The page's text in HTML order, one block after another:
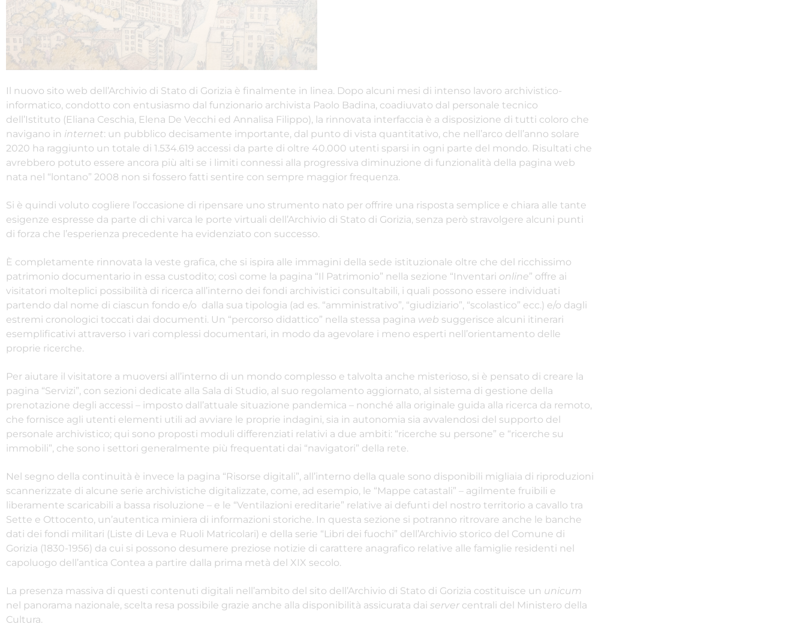
Il nuovo sito web dell’Archivio di Stato di Gorizia è finalmente in linea. Dopo alcuni mesi di intenso lavoro archivistico-
informatico, condotto con entusiasmo dal funzionario archivista Paolo Badina, coadiuvato dal personale tecnico
dell’Istituto (Eliana Ceschia, Elena De Vecchi ed Annalisa Filippo), la rinnovata interfaccia è a disposizione di tutti coloro che
navigano in internet: un pubblico decisamente importante, dal punto di vista quantitativo, che nell’arco dell’anno solare
2020 ha raggiunto un totale di 1.534.619 accessi da parte di oltre 40.000 utenti sparsi in ogni parte del mondo. Risultati che
avrebbero potuto essere ancora più alti se i limiti connessi alla progressiva diminuzione di funzionalità della pagina web
nata nel “lontano” 2008 non si fossero fatti sentire con sempre maggior frequenza.
Si è quindi voluto cogliere l’occasione di ripensare uno strumento nato per offrire una risposta semplice e chiara alle tante
esigenze espresse da parte di chi varca le porte virtuali dell’Archivio di Stato di Gorizia, senza però stravolgere alcuni punti
di forza che l’esperienza precedente ha evidenziato con successo.
È completamente rinnovata la veste grafica, che si ispira alle immagini della sede istituzionale oltre che del ricchissimo
patrimonio documentario in essa custodito; così come la pagina “Il Patrimonio” nella sezione “Inventari online” offre ai
visitatori molteplici possibilità di ricerca all’interno dei fondi archivistici consultabili, i quali possono essere individuati
partendo dal nome di ciascun fondo e/o dalla sua tipologia (ad es. “amministrativo”, “giudiziario”, “scolastico” ecc.) e/o dagli
estremi cronologici toccati dai documenti. Un “percorso didattico” nella stessa pagina web suggerisce alcuni itinerari
esemplificativi attraverso i vari complessi documentari, in modo da agevolare i meno esperti nell’orientamento delle
proprie ricerche.
Per aiutare il visitatore a muoversi all’interno di un mondo complesso e talvolta anche misterioso, si è pensato di creare la
pagina “Servizi”, con sezioni dedicate alla Sala di Studio, al suo regolamento aggiornato, al sistema di gestione della
prenotazione degli accessi – imposto dall’attuale situazione pandemica – nonché alla originale guida alla ricerca da remoto,
che fornisce agli utenti elementi utili ad avviare le proprie indagini, sia in autonomia sia avvalendosi del supporto del
personale archivistico; qui sono proposti moduli differenziati relativi a due ambiti: “ricerche su persone” e “ricerche su
immobili”, che sono i settori generalmente più frequentati dai “navigatori” della rete.
Nel segno della continuità è invece la pagina “Risorse digitali”, all’interno della quale sono disponibili migliaia di riproduzioni
scannerizzate di alcune serie archivistiche digitalizzate, come, ad esempio, le “Mappe catastali” – agilmente fruibili e
liberamente scaricabili a bassa risoluzione – e le “Ventilazioni ereditarie” relative ai defunti del nostro territorio a cavallo tra
Sette e Ottocento, un’autentica miniera di informazioni storiche. In questa sezione si potranno ritrovare anche le banche
dati dei fondi militari (Liste di Leva e Ruoli Matricolari) e della serie “Libri dei fuochi” dell’Archivio storico del Comune di
Gorizia (1830-1956) da cui si possono desumere preziose notizie di carattere anagrafico relative alle famiglie residenti nel
capoluogo dell’antica Contea a partire dalla prima metà del XIX secolo.
La presenza massiva di questi contenuti digitali nell’ambito del sito dell’Archivio di Stato di Gorizia costituisce un unicum
nel panorama nazionale, scelta resa possibile grazie anche alla disponibilità assicurata dai server centrali del Ministero della
Cultura.